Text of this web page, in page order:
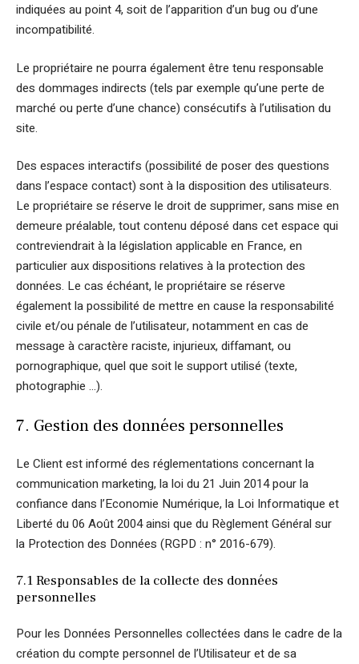
indiquées au point 4, soit de l’apparition d’un bug ou d’une
incompatibilité.
Le propriétaire ne pourra également être tenu responsable
des dommages indirects (tels par exemple qu’une perte de
marché ou perte d’une chance) consécutifs à l’utilisation du
site.
Des espaces interactifs (possibilité de poser des questions
dans l’espace contact) sont à la disposition des utilisateurs.
Le propriétaire se réserve le droit de supprimer, sans mise en
demeure préalable, tout contenu déposé dans cet espace qui
contreviendrait à la législation applicable en France, en
particulier aux dispositions relatives à la protection des
données. Le cas échéant, le propriétaire se réserve
également la possibilité de mettre en cause la responsabilité
civile et/ou pénale de l’utilisateur, notamment en cas de
message à caractère raciste, injurieux, diffamant, ou
pornographique, quel que soit le support utilisé (texte,
photographie …).
7. Gestion des données personnelles
Le Client est informé des réglementations concernant la
communication marketing, la loi du 21 Juin 2014 pour la
confiance dans l’Economie Numérique, la Loi Informatique et
Liberté du 06 Août 2004 ainsi que du Règlement Général sur
la Protection des Données (RGPD : n° 2016-679).
7.1 Responsables de la collecte des données
personnelles
Pour les Données Personnelles collectées dans le cadre de la
création du compte personnel de l’Utilisateur et de sa